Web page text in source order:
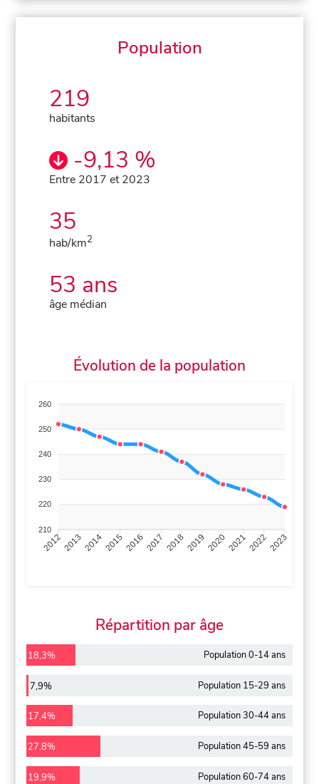
Population
219
habitants
-9,13 %
Entre 2017 et 2023
35
hab/km2
53 ans
âge médian
Évolution de la population
260
250
240
230
220
210
201220132014201520162017 20182019 2020202120222023
Répartition par âge
18,3% Population 0-14 ans
7,9% Population 15-29 ans
17,4% Population 30-44 ans
27,8% Population 45-59 ans
19,9% Population 60-74 ans